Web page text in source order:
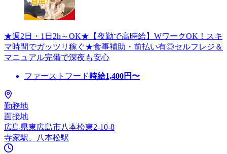
★週2日・1日2h～OK★【夜勤で高時給】WワークOK！スキ
マ時間でガッツリ稼ぐ★食事補助・前払い有◎セルフレジ＆
マニュアル完備で深夜も安心
ファーストフード 時給1,400円〜
勤務地
面接地
広島県東広島市八本松東2-10-8
寺家駅、八本松駅